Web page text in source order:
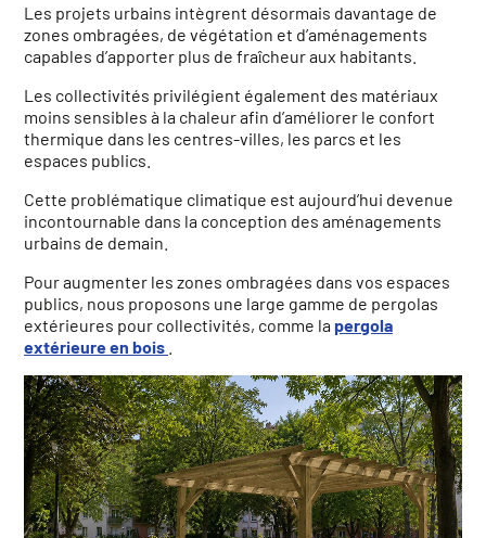
Les projets urbains intègrent désormais davantage de
zones ombragées, de végétation et d’aménagements
capables d’apporter plus de fraîcheur aux habitants.
Les collectivités privilégient également des matériaux
moins sensibles à la chaleur afin d’améliorer le confort
thermique dans les centres-villes, les parcs et les
espaces publics.
Cette problématique climatique est aujourd’hui devenue
incontournable dans la conception des aménagements
urbains de demain.
Pour augmenter les zones ombragées dans vos espaces
publics, nous proposons une large gamme de pergolas
extérieures pour collectivités, comme la pergola
extérieure en bois